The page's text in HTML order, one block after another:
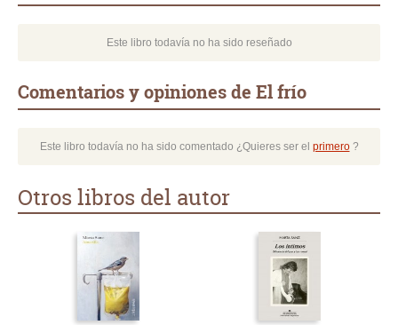
Este libro todavía no ha sido reseñado
Comentarios y opiniones de El frío
Este libro todavía no ha sido comentado ¿Quieres ser el primero?
Otros libros del autor